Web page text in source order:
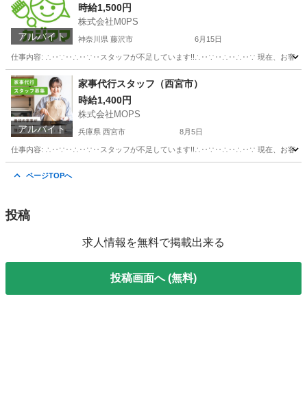
アルバイト
時給1,500円
株式会社M0PS
神奈川県 藤沢市 6月15日
仕事内容: ∴‥∵‥∴‥∵‥スタッフが不足しています!!∴‥∵‥∴‥∴‥∵ 現在、お客様から多
神奈川 藤沢市 その他 スタッフ
アルバイト
家事代行スタッフ（西宮市）
時給1,400円
株式会社MOPS
兵庫県 西宮市 8月5日
仕事内容: ∴‥∵‥∴‥∵‥スタッフが不足しています!!∴‥∵‥∴‥∴‥∵ 現在、お客様から多
ページTOPへ
投稿
求人情報を無料で掲載出来る
投稿画面へ (無料)